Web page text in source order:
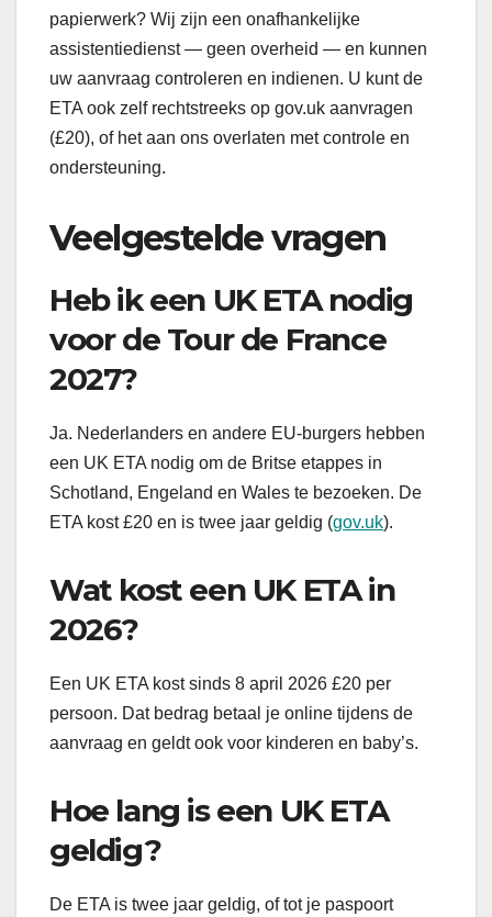
papierwerk? Wij zijn een onafhankelijke
assistentiedienst — geen overheid — en kunnen
uw aanvraag controleren en indienen. U kunt de
ETA ook zelf rechtstreeks op gov.uk aanvragen
(£20), of het aan ons overlaten met controle en
ondersteuning.
Veelgestelde vragen
Heb ik een UK ETA nodig
voor de Tour de France
2027?
Ja. Nederlanders en andere EU-burgers hebben
een UK ETA nodig om de Britse etappes in
Schotland, Engeland en Wales te bezoeken. De
ETA kost £20 en is twee jaar geldig (gov.uk).
Wat kost een UK ETA in
2026?
Een UK ETA kost sinds 8 april 2026 £20 per
persoon. Dat bedrag betaal je online tijdens de
aanvraag en geldt ook voor kinderen en baby’s.
Hoe lang is een UK ETA
geldig?
De ETA is twee jaar geldig, of tot je paspoort